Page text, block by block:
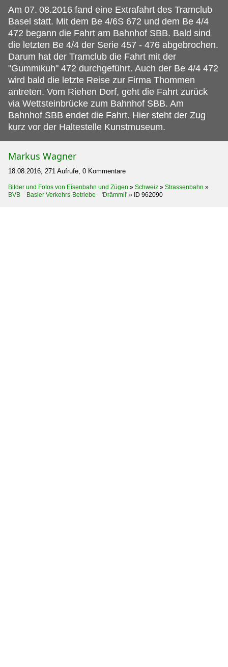
Am 07. 08.2016 fand eine Extrafahrt des Tramclub
Basel statt. Mit dem Be 4/6S 672 und dem Be 4/4
472 begann die Fahrt am Bahnhof SBB. Bald sind
die letzten Be 4/4 der Serie 457 - 476 abgebrochen.
Darum hat der Tramclub die Fahrt mit der
"Gummikuh" 472 durchgeführt. Auch der Be 4/4 472
wird bald die letzte Reise zur Firma Thommen
antreten. Vom Riehen Dorf, geht die Fahrt zurück
via Wettsteinbrücke zum Bahnhof SBB. Am
Bahnhof SBB endet die Fahrt. Hier steht der Zug
kurz vor der Haltestelle Kunstmuseum.
Markus Wagner
18.08.2016, 271 Aufrufe, 0 Kommentare
Bilder und Fotos von Eisenbahn und Zügen » Schweiz » Strassenbahn »
BVB Basler Verkehrs-Betriebe 'Drämmli' » ID 962090